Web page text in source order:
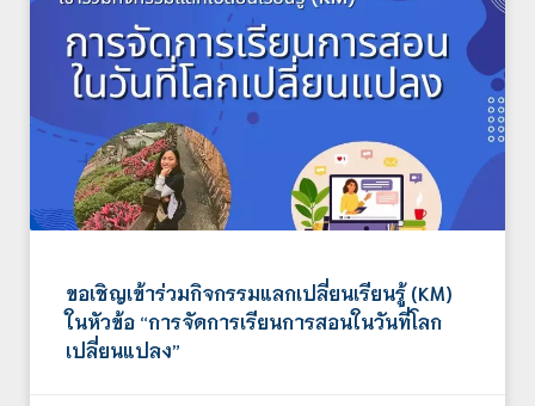
ขอเชิญเข้าร่วมกิจกรรมแลกเปลี่ยนเรียนรู้ (KM)
ในหัวข้อ “การจัดการเรียนการสอนในวันที่โลก
เปลี่ยนแปลง”